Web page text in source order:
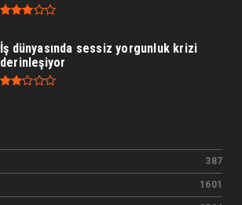
İş dünyasında sessiz yorgunluk krizi
derinleşiyor
387
1601